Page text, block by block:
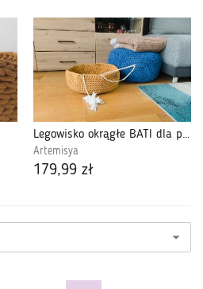
Legowisko okrągłe BATI dla psa kota 40 cm
Artemisya
179,99 zł